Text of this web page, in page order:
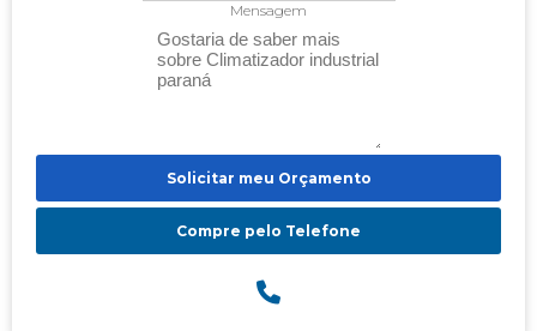
Mensagem
Solicitar meu Orçamento
Compre pelo Telefone